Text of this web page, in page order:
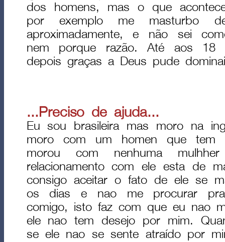
dos homens, mas o que
por exemplo me masturbo
aproximadamente, e não sei
nem porque razão. Até aos 18
depois graças a Deus pude
...Preciso de ajuda...
Eu sou brasileira mas moro na
moro com um homen que tem
morou com nenhuma
relacionamento com ele esta de
consigo aceitar o fato de ele se
os dias e nao me procurar pra
comigo, isto faz com que eu nao
ele nao tem desejo por mim.
se ele nao se sente atraído por